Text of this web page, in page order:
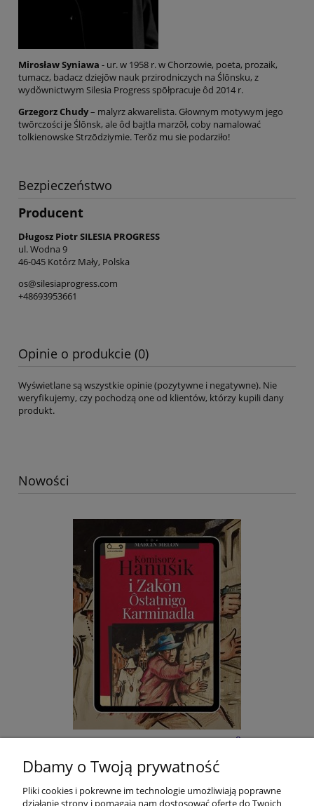
Mirosław Syniawa - ur. w 1958 r. w Chorzowie, poeta, prozaik,
tumacz, badacz dziejōw nauk przirodniczych na Ślōnsku, z
wydŏwnictwym Silesia Progress spōłpracuje ôd 2014 r.
Grzegorz Chudy– malyrz akwarelista. Głownym motywym jego
twōrczości je Ślōnsk, ale ôd bajtla marzōł, coby namalować
tolkienowske Strzōdziymie. Terŏz mu sie podarziło!
Bezpieczeństwo
Producent
Długosz Piotr SILESIA PROGRESS
ul. Wodna 9
46-045 Kotórz Mały, Polska
os@silesiaprogress.com
+48693953661
Opinie o produkcie (0)
Wyświetlane są wszystkie opinie (pozytywne i negatywne). Nie
weryfikujemy, czy pochodzą one od klientów, którzy kupili dany
produkt.
Nowości
E-BOOK: Kōmisorz Hanusik i Zakōn Ôstatnigo
Karminadla - M. Melon
22,00 zł
Dbamy o Twoją prywatność
Pliki cookies i pokrewne im technologie umożliwiają poprawne
działanie strony i pomagają nam dostosować ofertę do Twoich